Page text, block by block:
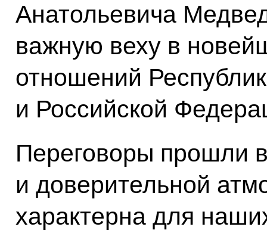
Анатольевича
важную веху в
отношений
и Российской
Переговоры прошли
и доверительной
характерна для